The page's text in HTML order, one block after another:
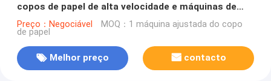
copos de papel de alta velocidade e máquinas de
inspecção
Preço：Negociável MOQ：1 máquina ajustada do copo
de papel
Melhor preço contacto